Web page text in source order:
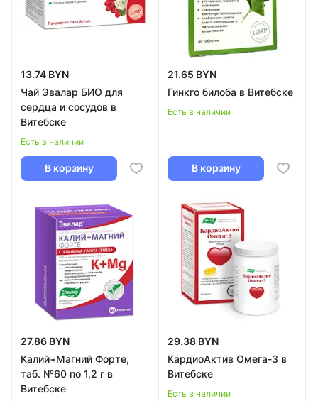
13.74 BYN
Чай Эвалар БИО для
сердца и сосудов в
Витебске
Есть в наличии
В корзину
21.65 BYN
Гинкго билоба в Витебске
Есть в наличии
В корзину
27.86 BYN
Калий+Магний Форте,
таб. №60 по 1,2 г в
Витебске
29.38 BYN
КардиоАктив Омега-3 в
Витебске
Есть в наличии